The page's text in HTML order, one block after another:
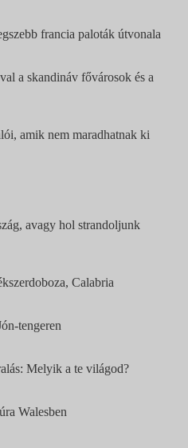
francia paloták útvonala
a skandináv fővárosok és a
amik nem maradhatnak ki
avagy hol strandoljunk
Calabria
tengeren
Melyik a te világod?
Walesben